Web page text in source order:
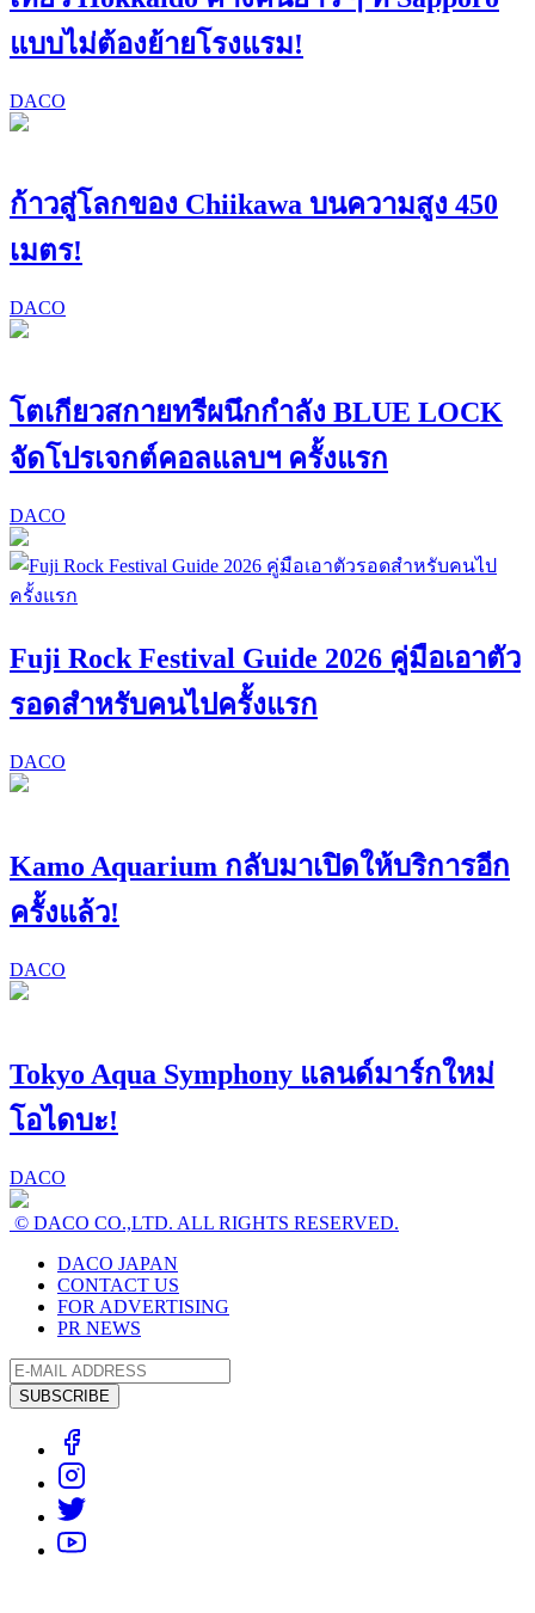
แบบไม่ต้องย้ายโรงแรม!
DACO
ก้าวสู่โลกของ Chiikawa บนความสูง 450
เมตร!
DACO
โตเกียวสกายทรีผนึกกำลัง BLUE LOCK
จัดโปรเจกต์คอลแลบฯ ครั้งแรก
DACO
Fuji Rock Festival Guide 2026 คู่มือเอาตัว
รอดสำหรับคนไปครั้งแรก
DACO
Kamo Aquarium กลับมาเปิดให้บริการอีก
ครั้งแล้ว!
DACO
Tokyo Aqua Symphony แลนด์มาร์กใหม่
โอไดบะ!
DACO
© DACO CO.,LTD. ALL RIGHTS RESERVED.
DACO JAPAN
CONTACT US
FOR ADVERTISING
PR NEWS